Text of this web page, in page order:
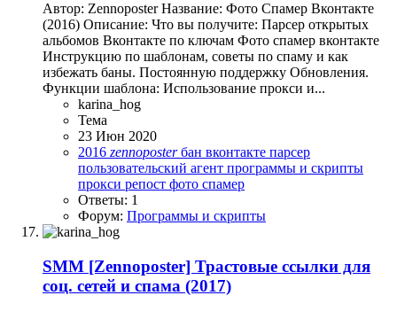
Автор: Zennoposter Название: Фото Спамер Вконтакте
(2016) Описание: Что вы получите: Парсер открытых
альбомов Вконтакте по ключам Фото спамер вконтакте
Инструкцию по шаблонам, советы по спаму и как
избежать баны. Постоянную поддержку Обновления.
Функции шаблона: Использование прокси и...
karina_hog
Тема
23 Июн 2020
2016 zennoposter бан вконтакте парсер
пользовательский агент программы и скрипты
прокси репост фото спамер
Ответы: 1
Форум: Программы и скрипты
SMM [Zennoposter] Трастовые cсылки для
соц. сетей и спама (2017)